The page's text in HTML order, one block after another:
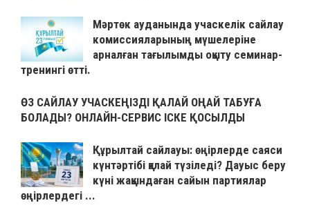
Мәртөк ауданында учаскелік сайлау
комиссияларының мүшелеріне
арналған тағылымды оқыту семинар-
тренингі өтті.
ӨЗ САЙЛАУ УЧАСКЕҢІЗДІ ҚАЛАЙ ОҢАЙ ТАБУҒА
БОЛАДЫ? ОНЛАЙН-СЕРВИС ІСКЕ ҚОСЫЛДЫ
Құрылтай сайлауы: өңірлерде саяси
күнтәртібі қалай түзіледі? Дауыс беру
күні жақындаған сайын партиялар
өңірлердегі ...